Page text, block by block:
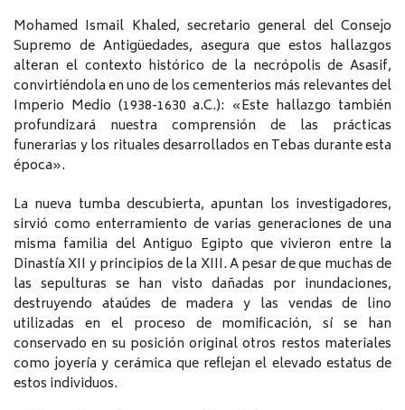
Mohamed Ismail Khaled, secretario general del Consejo
Supremo de Antigüedades, asegura que estos hallazgos
alteran el contexto histórico de la necrópolis de Asasif,
convirtiéndola en uno de los cementerios más relevantes del
Imperio Medio (1938-1630 a.C.): «Este hallazgo también
profundizará nuestra comprensión de las prácticas
funerarias y los rituales desarrollados en Tebas durante esta
época».
La nueva tumba descubierta, apuntan los investigadores,
sirvió como enterramiento de varias generaciones de una
misma familia del Antiguo Egipto que vivieron entre la
Dinastía XII y principios de la XIII. A pesar de que muchas de
las sepulturas se han visto dañadas por inundaciones,
destruyendo ataúdes de madera y las vendas de lino
utilizadas en el proceso de momificación, sí se han
conservado en su posición original otros restos materiales
como joyería y cerámica que reflejan el elevado estatus de
estos individuos.